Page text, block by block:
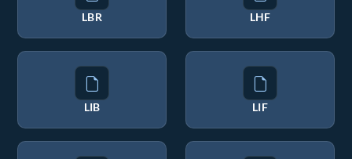
LBR LHF
LIB LIF